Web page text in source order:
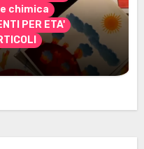
chimica
PER ETA'
stampabili